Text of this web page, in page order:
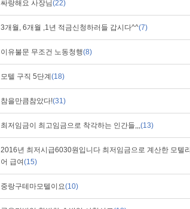
싸랑해요 사장님(22)
3개월, 6개월 ,1년 적금신청하러들 갑시다^^(7)
이유불문 무조건 노동청행(8)
모텔 구직 5단계 (18)
참을만큼참았다!(31)
최저임금이 최고임금으로 착각하는 인간들,,,(13)
2016년 최저시급6030원입니다 최저임금으로 계산한 모텔리
어 급여(15)
중랑구테마모텔이요(10)